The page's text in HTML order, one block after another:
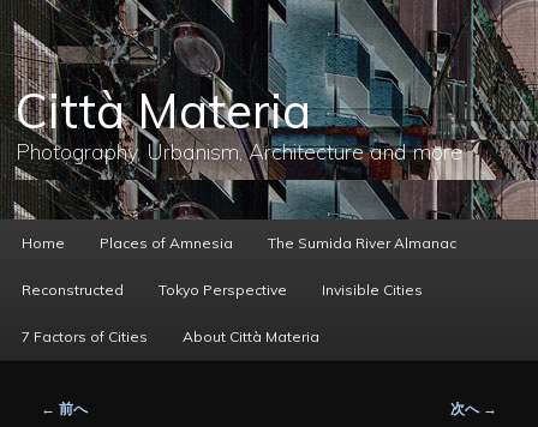
メ
イ
ン
コ
ン
テ
ン
へ
移
動
Città Materia
Photography, Urbanism, Architecture and more
ー
Home Places of Amnesia The Sumida River Almanac
Reconstructed Tokyo Perspective Invisible Cities
7 Factors of Cities About Città Materia
← 前へ 次へ →